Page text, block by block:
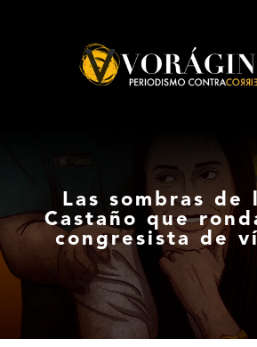
Las sombras de
Castaño que
congresista de